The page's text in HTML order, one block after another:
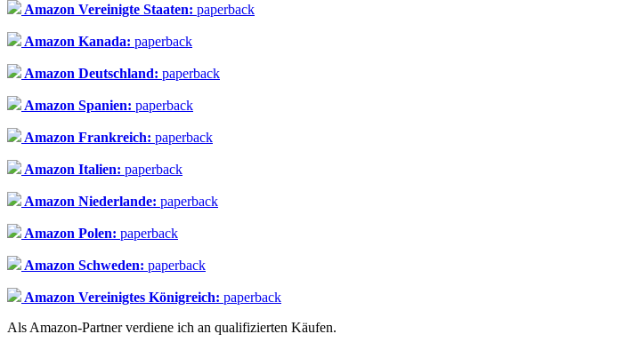
Amazon Vereinigte Staaten: paperback
Amazon Kanada: paperback
Amazon Deutschland: paperback
Amazon Spanien: paperback
Amazon Frankreich: paperback
Amazon Italien: paperback
Amazon Niederlande: paperback
Amazon Polen: paperback
Amazon Schweden: paperback
Amazon Vereinigtes Königreich: paperback
Als Amazon-Partner verdiene ich an qualifizierten Käufen.